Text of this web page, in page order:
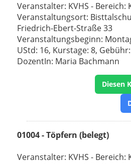
Veranstalter: KVHS - Bereich:
Veranstaltungsort:
Friedrich-Ebert-Straße 33
Veranstaltungsbeginn:
UStd: 16, Kurstage: 8,
DozentIn: Maria Bachmann
Diesen
01004 - Töpfern (belegt)
Veranstalter: KVHS - Bereich: